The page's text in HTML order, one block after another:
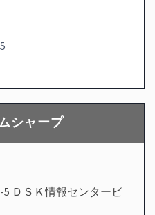
シャープ
ＤＳＫ情報センタービ